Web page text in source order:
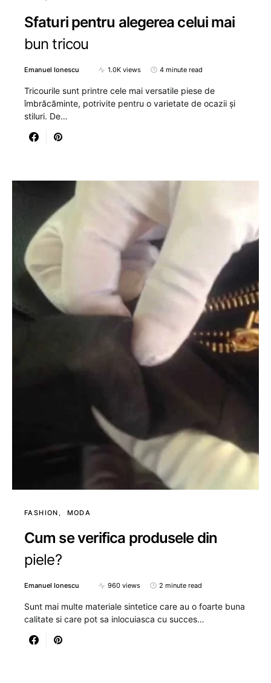
Sfaturi pentru alegerea celui mai
bun tricou
Emanuel Ionescu 1.0K views 4 minute read
Tricourile sunt printre cele mai versatile piese de
îmbrăcăminte, potrivite pentru o varietate de ocazii și
stiluri. De…
FASHION MODA
Cum se verifica produsele din
piele?
Emanuel Ionescu 960 views 2 minute read
Sunt mai multe materiale sintetice care au o foarte buna
calitate si care pot sa inlocuiasca cu succes…